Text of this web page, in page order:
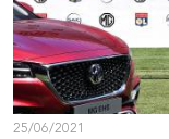
25/06/2021